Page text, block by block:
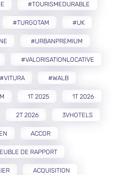
#TOURISMEDURABLE
#TURGOTAM #UK
#URBANPREMIUM
#VALORISATIONLOCATIVE
#VITURA #WALB
1T 2025 1T 2026
2T 2026 3VHOTELS
ACCOR
DE RAPPORT
ACQUISITION